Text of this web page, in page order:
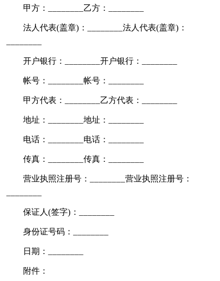
甲方：________乙方：________
法人代表(盖章)：________法人代表(盖章)：
开户银行：________开户银行：________
帐号：________帐号：________
甲方代表：________乙方代表：________
地址：________地址：________
电话：________电话：________
传真：________传真：________
营业执照注册号：________营业执照注册号：
保证人(签字)：________
身份证号码：________
日期：________
附件：